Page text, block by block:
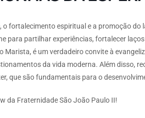
o fortalecimento espiritual e a promoção do
para partilhar experiências, fortalecer
Marista, é um verdadeiro convite à
da vida moderna. Além disso,
que são fundamentais para o
da Fraternidade São João Paulo II!